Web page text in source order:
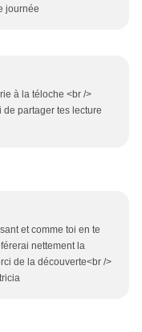
journée
à la téloche <br />
partager tes lecture
et comme toi en te
nettement la
de la découverte<br />